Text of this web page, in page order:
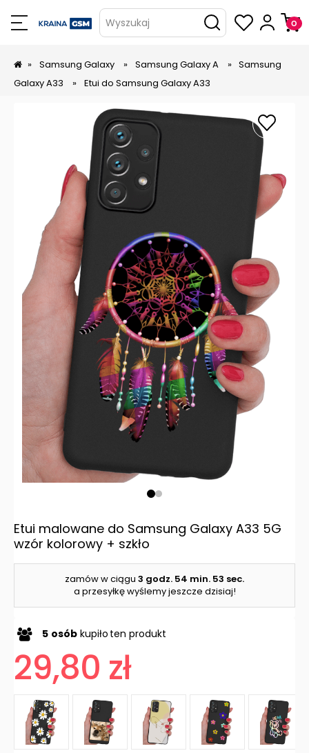
Wyszukaj
» Samsung Galaxy » Samsung Galaxy A » Samsung
Galaxy A33
» Etui do Samsung Galaxy A33
zamów w ciągu 3 godz. 54 min. 52 sec.
a przesyłkę wyślemy jeszcze dzisiaj!
Etui malowane do Samsung Galaxy A33 5G
wzór kolorowy + szkło
5 osób kupiło ten produkt
29,80 zł